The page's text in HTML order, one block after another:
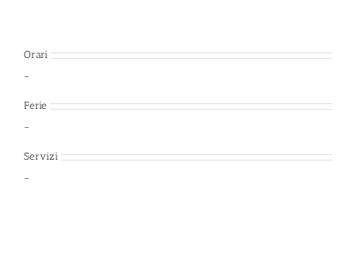
Orari
–
Ferie
–
Servizi
–